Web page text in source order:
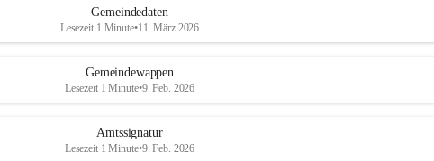
Gemeindedaten
Lesezeit 1 Minute•11. März 2026
Gemeindewappen
Lesezeit 1 Minute•9. Feb. 2026
Amtssignatur
Lesezeit 1 Minute•9. Feb. 2026